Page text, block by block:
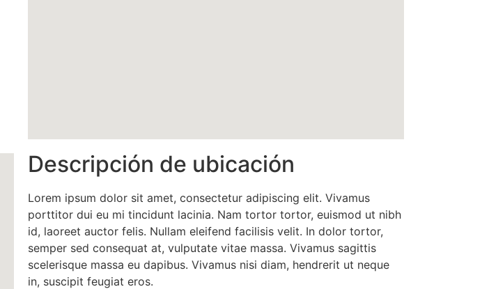
Descripción de ubicación
Lorem ipsum dolor sit amet, consectetur adipiscing elit. Vivamus
porttitor dui eu mi tincidunt lacinia. Nam tortor tortor, euismod ut nibh
id, laoreet auctor felis. Nullam eleifend facilisis velit. In dolor tortor,
semper sed consequat at, vulputate vitae massa. Vivamus sagittis
scelerisque massa eu dapibus. Vivamus nisi diam, hendrerit ut neque
in, suscipit feugiat eros.